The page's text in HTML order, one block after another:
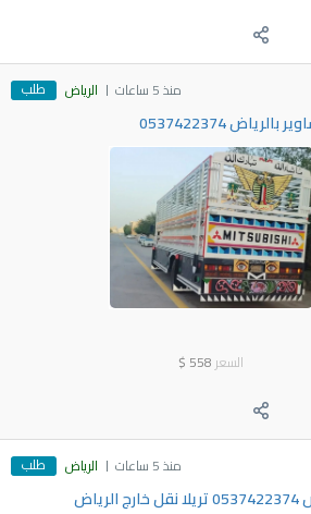
منذ 5 ساعات الرياض طلب
0537422374
السعر 558
$
منذ 5 ساعات الرياض طلب